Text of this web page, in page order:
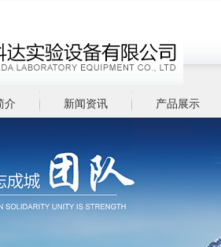
介 新闻资讯 产品展示